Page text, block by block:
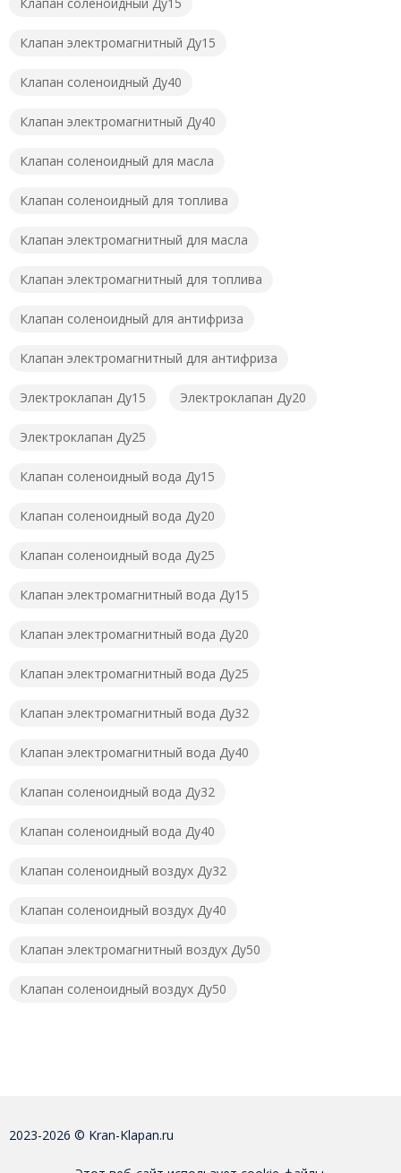
Клапан электромагнитный Ду15
Клапан соленоидный Ду40
Клапан электромагнитный Ду40
Клапан соленоидный для масла
Клапан соленоидный для топлива
Клапан электромагнитный для масла
Клапан электромагнитный для топлива
Клапан соленоидный для антифриза
Клапан электромагнитный для антифриза
Электроклапан Ду15 Электроклапан Ду20
Электроклапан Ду25
Клапан соленоидный вода Ду15
Клапан соленоидный вода Ду20
Клапан соленоидный вода Ду25
Клапан электромагнитный вода Ду15
Клапан электромагнитный вода Ду20
Клапан электромагнитный вода Ду25
Клапан электромагнитный вода Ду32
Клапан электромагнитный вода Ду40
Клапан соленоидный вода Ду32
Клапан соленоидный вода Ду40
Клапан соленоидный воздух Ду32
Клапан соленоидный воздух Ду40
Клапан электромагнитный воздух Ду50
Клапан соленоидный воздух Ду50
2023-2026 © Kran-Klapan.ru